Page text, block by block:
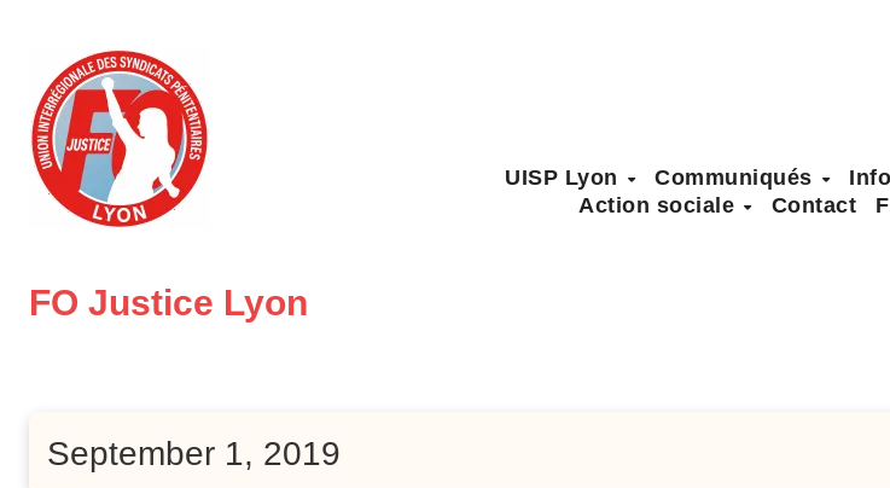
content
FO Justice Lyon
UISP Lyon Communiqués
Action sociale
Contact
September 1, 2019